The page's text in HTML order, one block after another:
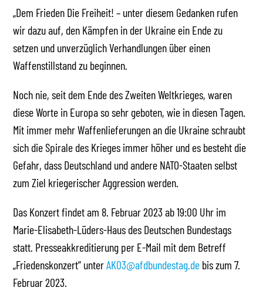
„Dem Frieden Die Freiheit! – unter diesem Gedanken rufen
wir dazu auf, den Kämpfen in der Ukraine ein Ende zu
setzen und unverzüglich Verhandlungen über einen
Waffenstillstand zu beginnen.
Noch nie, seit dem Ende des Zweiten Weltkrieges, waren
diese Worte in Europa so sehr geboten, wie in diesen Tagen.
Mit immer mehr Waffenlieferungen an die Ukraine schraubt
sich die Spirale des Krieges immer höher und es besteht die
Gefahr, dass Deutschland und andere NATO-Staaten selbst
zum Ziel kriegerischer Aggression werden.
Das Konzert findet am 8. Februar 2023 ab 19:00 Uhr im
Marie-Elisabeth-Lüders-Haus des Deutschen Bundestags
statt. Presseakkreditierung per E-Mail mit dem Betreff
„Friedenskonzert“ unterAK03@afdbundestag.de bis zum 7.
Februar 2023.